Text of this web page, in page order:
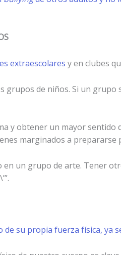
extraescolares y en clubes
grupos de niños. Si un
y obtener un mayor
marginados a prepararse
en un grupo de arte. Tener
de su propia fuerza física, ya